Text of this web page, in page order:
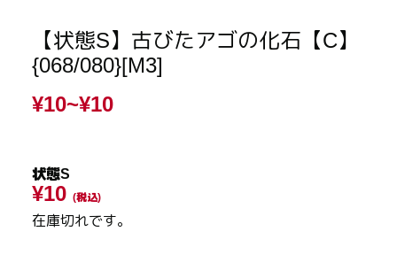
【状態S】古びたアゴの化石【C】
{068/080}[M3]
¥10~¥10
状態S
¥10 (税込)
在庫切れです。